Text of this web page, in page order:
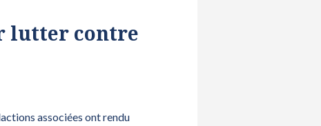
lutter contre
associées ont rendu